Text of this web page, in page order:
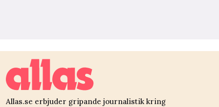
Allas.se erbjuder gripande journalistik kring